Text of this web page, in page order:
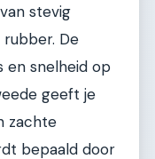
stevig
De
snelheid op
geeft je
zachte
bepaald door